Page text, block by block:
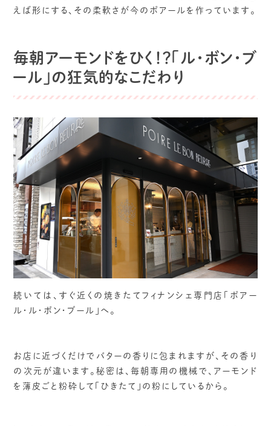
えば形にする、その柔軟さが今のポアールを作っています。
毎朝アーモンドをひく！？「ル・ボン・ブ
ール」の狂気的なこだわり
続いては、すぐ近くの焼きたてフィナンシェ専門店「ポアー
ル・ル・ボン・ブール」へ。
お店に近づくだけでバターの香りに包まれますが、その香り
の次元が違います。秘密は、毎朝専用の機械で、アーモンド
を薄皮ごと粉砕して「ひきたて」の粉にしているから。